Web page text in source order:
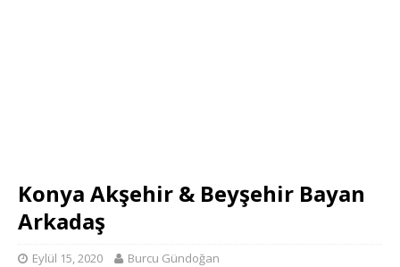
Konya Akşehir & Beyşehir Bayan
Arkadaş
Eylül 15, 2020 Burcu Gündoğan